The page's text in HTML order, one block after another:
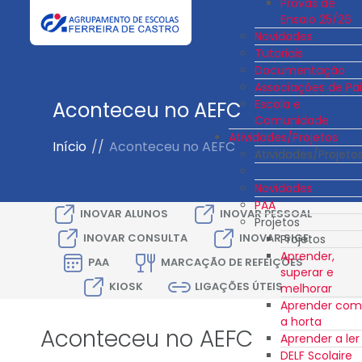
Ensaio 25/26
Novidades
Tutoriais
Documentação
Associações de
Escola e
Comunidade
Atividades/Projetos
Atividades/
Novidades
PAA
Projetos
Projetos
Aprender,
superar e
melhorar
Aprender com
a horta
Aprender a ler
DELF Scolaire
Aconteceu no AEFC
Início // Aconteceu no AEFC
INOVAR ALUNOS
INOVAR PESSOAL
INOVAR CONSULTA
INOVAR SIGE
PAA
MARCAÇÃO DE REFEIÇÕES
KIOSK
LIGAÇÕES ÚTEIS
Aconteceu no AEFC